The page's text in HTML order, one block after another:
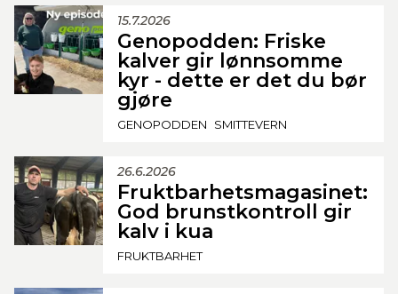
15.7.2026
Genopodden: Friske
kalver gir lønnsomme
kyr - dette er det du bør
gjøre
GENOPODDEN SMITTEVERN
26.6.2026
Fruktbarhetsmagasinet:
God brunstkontroll gir
kalv i kua
FRUKTBARHET